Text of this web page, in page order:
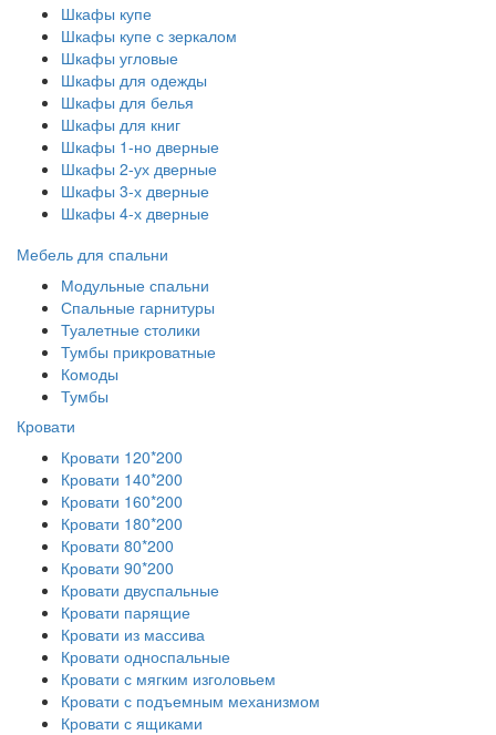
Шкафы купе
Шкафы купе с зеркалом
Шкафы угловые
Шкафы для одежды
Шкафы для белья
Шкафы для книг
Шкафы 1-но дверные
Шкафы 2-ух дверные
Шкафы 3-х дверные
Шкафы 4-х дверные
Мебель для спальни
Модульные спальни
Спальные гарнитуры
Туалетные столики
Тумбы прикроватные
Комоды
Тумбы
Кровати
Кровати 120*200
Кровати 140*200
Кровати 160*200
Кровати 180*200
Кровати 80*200
Кровати 90*200
Кровати двуспальные
Кровати парящие
Кровати из массива
Кровати односпальные
Кровати с мягким изголовьем
Кровати с подъемным механизмом
Кровати с ящиками